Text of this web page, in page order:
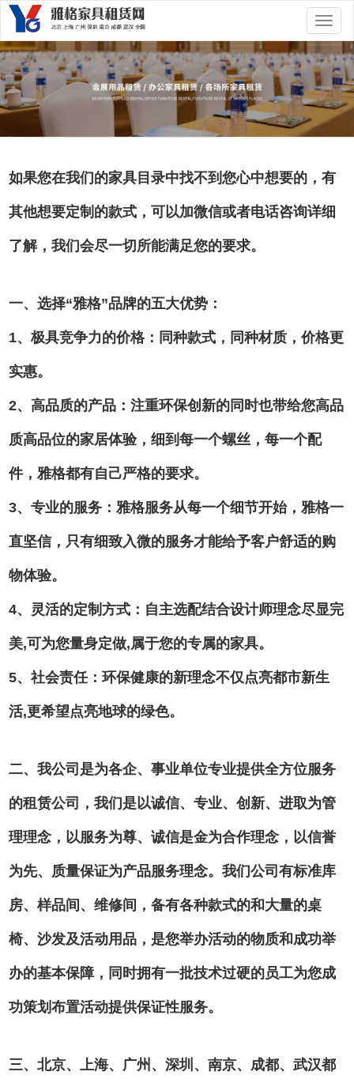
切
换
导
航
如果您在我们的家具目录中找不到您心中想要的，有
其他想要定制的款式，可以加微信或者电话咨询详细
了解，我们会尽一切所能满足您的要求。
一、选择“雅格”品牌的五大优势：
1、极具竞争力的价格：同种款式，同种材质，价格更
实惠。
2、高品质的产品：注重环保创新的同时也带给您高品
质高品位的家居体验，细到每一个螺丝，每一个配
件，雅格都有自己严格的要求。
3、专业的服务：雅格服务从每一个细节开始，雅格一
直坚信，只有细致入微的服务才能给予客户舒适的购
物体验。
4、灵活的定制方式：自主选配结合设计师理念尽显完
美,可为您量身定做,属于您的专属的家具。
5、社会责任：环保健康的新理念不仅点亮都市新生
活,更希望点亮地球的绿色。
二、我公司是为各企、事业单位专业提供全方位服务
的租赁公司，我们是以诚信、专业、创新、进取为管
理理念，以服务为尊、诚信是金为合作理念，以信誉
为先、质量保证为产品服务理念。我们公司有标准库
房、样品间、维修间，备有各种款式的和大量的桌
椅、沙发及活动用品，是您举办活动的物质和成功举
办的基本保障，同时拥有一批技术过硬的员工为您成
功策划布置活动提供保证性服务。
三、北京、上海、广州、深圳、南京、成都、武汉都